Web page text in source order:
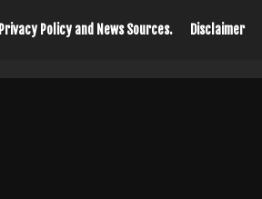
Privacy Policy and News Sources. Disclaimer